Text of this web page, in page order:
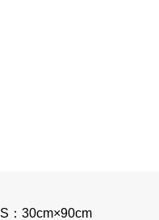
S：30cm×90cm